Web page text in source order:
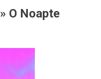
» O Noapte